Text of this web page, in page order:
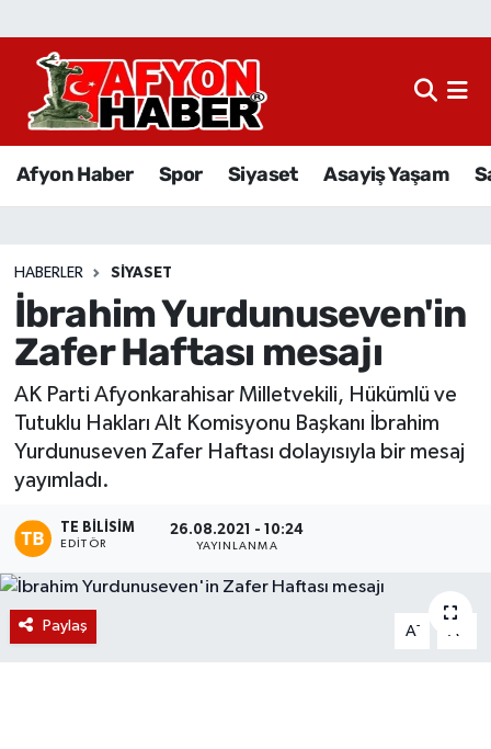
Afyon Haber Spor Siyaset Asayiş Yaşam
HABERLER SIYASET
İbrahim Yurdunuseven'in
Zafer Haftası mesajı
AK Parti Afyonkarahisar Milletvekili, Hükümlü ve
Tutuklu Hakları Alt Komisyonu Başkanı İbrahim
Yurdunuseven Zafer Haftası dolayısıyla bir mesaj
yayımladı.
TE BILISIM
EDITÖR
26.08.2021 - 10:24
YAYINLANMA
Paylaş A- A
Afyon Haber
Sağlık
Eğitim
Sivil Toplum
Ekonomi
Magazin
Etkinlikler